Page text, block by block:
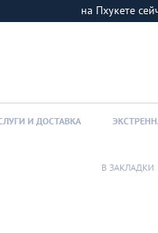
на Пхукете
И ДОСТАВКА
В ЗАКЛАДКИ